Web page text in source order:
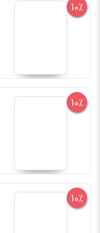
10%
10%
10%